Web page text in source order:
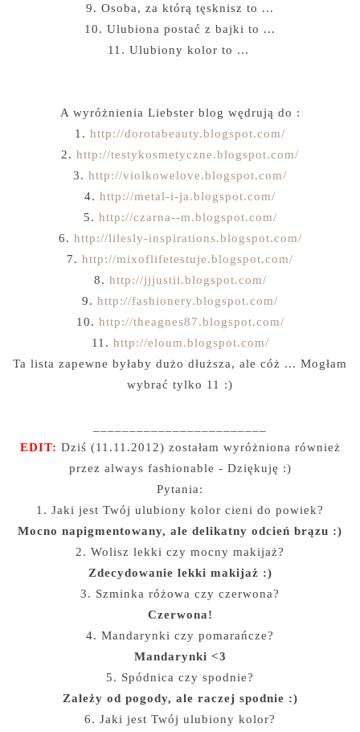
9. Osoba, za którą tęsknisz to ...
10. Ulubiona postać z bajki to ...
11. Ulubiony kolor to ...
A wyróżnienia Liebster blog wędrują do :
1. http://dorotabeauty.blogspot.com/
2. http://testykosmetyczne.blogspot.com/
3. http://violkowelove.blogspot.com/
4. http://metal-i-ja.blogspot.com/
5. http://czarna--m.blogspot.com/
6. http://lilesly-inspirations.blogspot.com/
7. http://mixoflifetestuje.blogspot.com/
8. http://jjjustii.blogspot.com/
9. http://fashionery.blogspot.com/
10. http://theagnes87.blogspot.com/
11. http://eloum.blogspot.com/
Ta lista zapewne byłaby dużo dłuższa, ale cóż ... Mogłam
wybrać tylko 11 :)
EDIT: Dziś (11.11.2012) zostałam wyróżniona również
przez always fashionable - Dziękuję :)
Pytania:
1. Jaki jest Twój ulubiony kolor cieni do powiek?
Mocno napigmentowany, ale delikatny odcień brązu :)
2. Wolisz lekki czy mocny makijaż?
Zdecydowanie lekki makijaż :)
3. Szminka różowa czy czerwona?
Czerwona!
4. Mandarynki czy pomarańcze?
Mandarynki <3
5. Spódnica czy spodnie?
Zależy od pogody, ale raczej spodnie :)
6. Jaki jest Twój ulubiony kolor?